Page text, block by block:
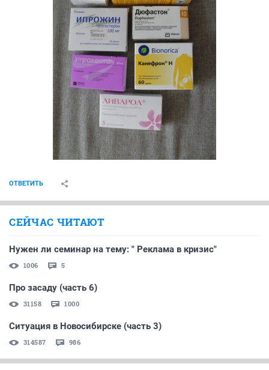
ОТВЕТИТЬ
СЕЙЧАС ЧИТАЮТ
Нужен ли семинар на тему: " Реклама в кризис"
1006 5
Про засаду (часть 6)
31158 1000
Ситуация в Новосибирске (часть 3)
314587 986